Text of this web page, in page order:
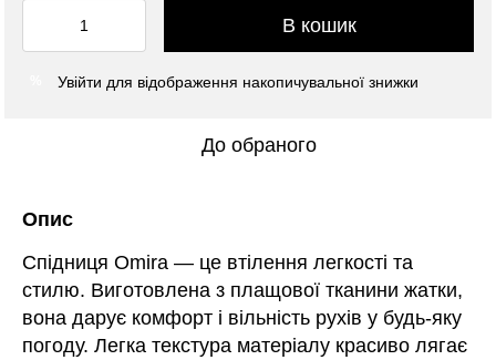
В кошик
Увійти для відображення накопичувальної знижки
До обраного
Опис
Спідниця Omira — це втілення легкості та
стилю. Виготовлена з плащової тканини жатки,
вона дарує комфорт і вільність рухів у будь-яку
погоду. Легка текстура матеріалу красиво лягає